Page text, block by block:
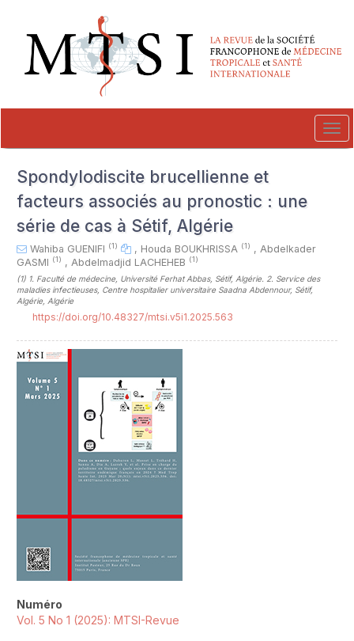
##plugins.themes.novelty.accessible_menu.main_navigation##
##plugins.themes.novelty.accessible_menu.main_content##
##plugins.themes.novelty.accessible_menu.sidebar##
Spondylodiscite brucellienne et
facteurs associés au pronostic : une
série de cas à Sétif, Algérie
Wahiba GUENIFI (1) , Houda BOUKHRISSA (1) , Abdelkader
GASMI (1) , Abdelmadjid LACHEHEB (1)
(1) 1. Faculté de médecine, Université Ferhat Abbas, Sétif, Algérie. 2. Service des
maladies infectieuses, Centre hospitalier universitaire Saadna Abdennour, Sétif,
Algérie, Algérie
https://doi.org/10.48327/mtsi.v5i1.2025.563
Numéro
Vol. 5 No 1 (2025): MTSI-Revue